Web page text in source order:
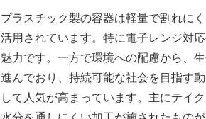
プラスチック製の容器は軽量で割れに
活用されています。特に電子レンジ対
魅力です。一方で環境への配慮から、
進んでおり、持続可能な社会を目指す
して人気が高まっています。主にテイ